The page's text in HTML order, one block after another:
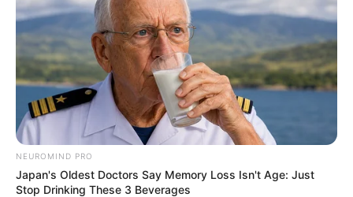
NEUROMIND PRO
Japan's Oldest Doctors Say Memory Loss Isn't Age: Just
Stop Drinking These 3 Beverages